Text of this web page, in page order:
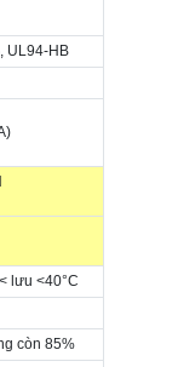
UL94-HB
< lưu<40°C
còn 85%